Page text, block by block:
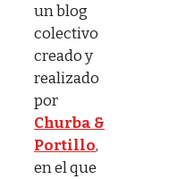
un blog
colectivo
creado y
realizado
por
Churba &
Portillo,
en el que